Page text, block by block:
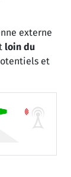
externe
loin du
et